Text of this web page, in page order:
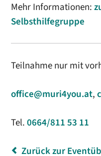
Mehr Informationen:
Selbsthilfegruppe
Teilnahme nur mit
office@muri4you.at,
Tel.0664/811 53 11
Zurück zur